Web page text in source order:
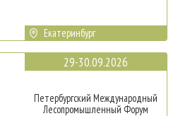
Екатеринбург
29-30.09.2026
Петербургский Международный
Лесопромышленный Форум